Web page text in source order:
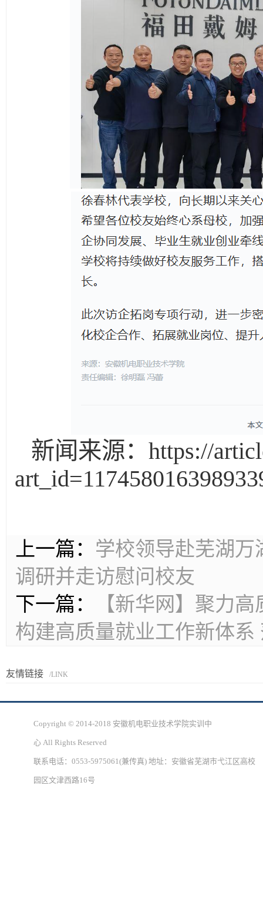
新闻来源：https://
上一篇： 学校领导赴芜湖
调研并走访慰问校友
下一篇：
【新华网】聚力
构建高质量就业工作新体
友情链接 /LINK
Copyright © 2014-2018 安徽机电职业技术学院实训中
心 All Rights Reserved
联系电话：0553-5975061(兼传真) 地址：安徽省芜湖市弋江区高校
园区文津西路16号